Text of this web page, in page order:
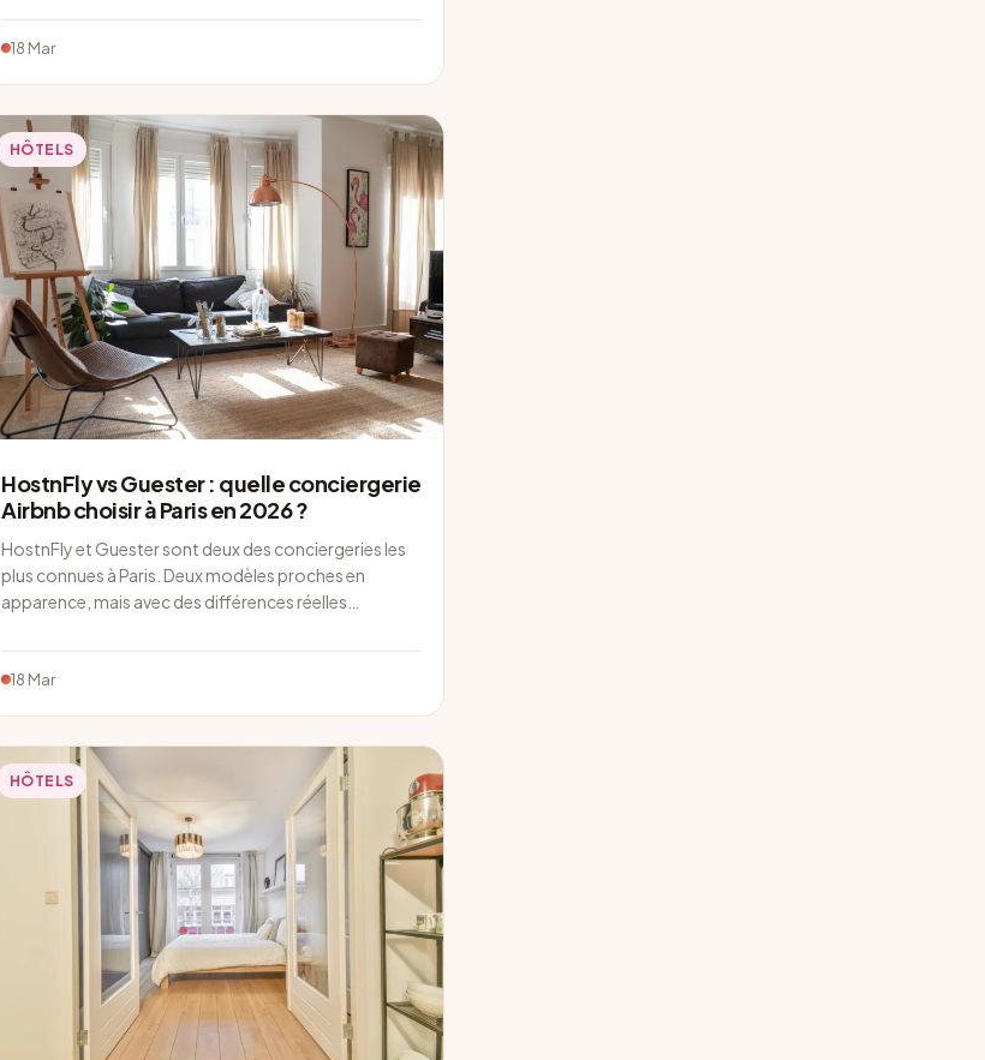
18 Mar
HÔTELS
HostnFly vs Guester : quelle conciergerie
Airbnb choisir à Paris en 2026 ?
HostnFly et Guester sont deux des conciergeries les
plus connues à Paris. Deux modèles proches en
apparence, mais avec des différences réelles…
18 Mar
HÔTELS